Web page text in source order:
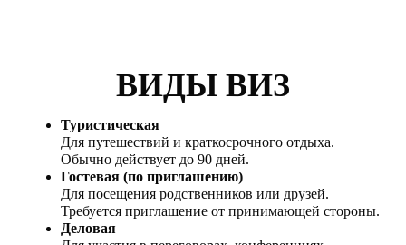
ВИДЫ ВИЗ
Туристическая
Для путешествий и краткосрочного отдыха.
Обычно действует до 90 дней.
Гостевая (по приглашению)
Для посещения родственников или друзей.
Требуется приглашение от принимающей стороны.
Деловая